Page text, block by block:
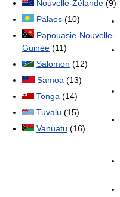
Nouvelle-Zélande (9)
Palaos (10)
Papouasie-Nouvelle-
Guinée (11)
Salomon (12)
Samoa (13)
Tonga (14)
Tuvalu (15)
Vanuatu (16)